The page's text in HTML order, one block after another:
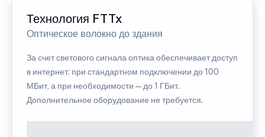
Технология FTTx
Оптическое волокно до здания
За счет светового сигнала оптика обеспечивает доступ
в интернет: при стандартном подключении до 100
МБит, а при необходимости — до 1 ГБит.
Дополнительное оборудование не требуется.